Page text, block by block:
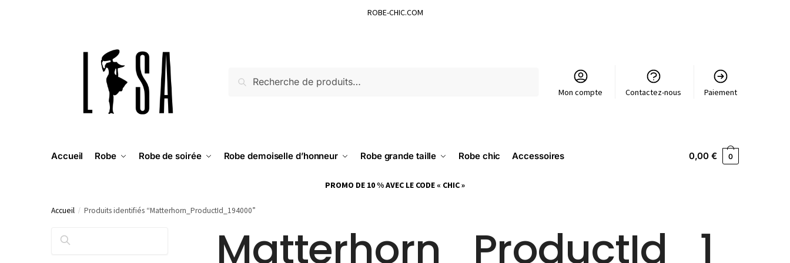
ROBE-CHIC.COM
RECHERCHE
Mon compte Contactez-nous Paiement
Accueil Robe Robe de soirée Robe demoiselle d’honneur Robe grande taille Robe chic Accessoires 0,00€ 0
PROMO DE 10 % AVEC LE CODE « CHIC »
Accueil / Produits identifiés “Matterhorn_ProductId_194000”
Matterhorn_ProductId_1